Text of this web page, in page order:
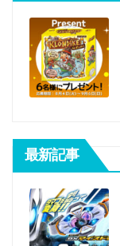
ン
最新記事